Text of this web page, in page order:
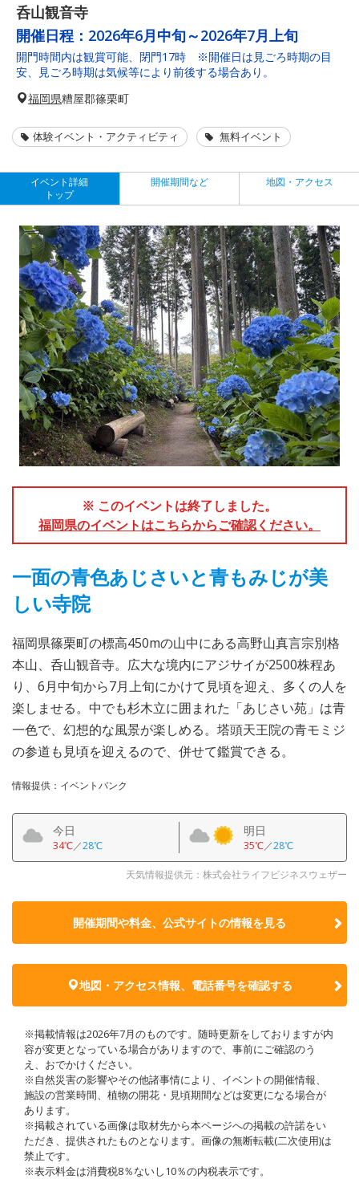
呑山観音寺
開催日程： 2026年6月中旬～2026年7月上旬
開門時間内は観賞可能、閉門17時 ※開催日は見ごろ時期の目
安、見ごろ時期は気候等により前後する場合あり。
福岡県糟屋郡篠栗町
体験イベント・アクティビティ 無料イベント
イベント詳細
トップ
開催期間など 地図・アクセス
※ このイベントは終了しました。
福岡県のイベントはこちらからご確認ください。
一面の青色あじさいと青もみじが美
しい寺院
福岡県篠栗町の標高450mの山中にある高野山真言宗別格
本山、呑山観音寺。広大な境内にアジサイが2500株程あ
り、6月中旬から7月上旬にかけて見頃を迎え、多くの人を
楽しませる。中でも杉木立に囲まれた「あじさい苑」は青
一色で、幻想的な風景が楽しめる。塔頭天王院の青モミジ
の参道も見頃を迎えるので、併せて鑑賞できる。
情報提供：イベントバンク
今日
34℃／28℃
明日
35℃／28℃
天気情報提供元：株式会社ライフビジネスウェザー
開催期間や料金、公式サイトの情報を見る
地図・アクセス情報、電話番号を確認する
※掲載情報は2026年7月のものです。随時更新をしておりますが内
容が変更となっている場合がありますので、事前にご確認のう
え、おでかけください。
※自然災害の影響やその他諸事情により、イベントの開催情報、
施設の営業時間、植物の開花・見頃期間などは変更になる場合が
あります。
※掲載されている画像は取材先から本ページへの掲載の許諾をい
ただき、提供されたものとなります。画像の無断転載(二次使用)は
禁止です。
※表示料金は消費税8％ないし10％の内税表示です。